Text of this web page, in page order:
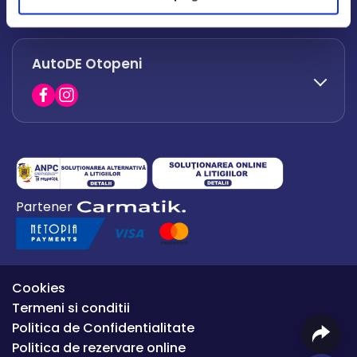
office.afumati@autode.ro
0730 063 852
0730 063 851
AutoDE Otopeni
0754 649 360
office.premium@autode.ro
Partener
Cookies
Termeni si conditii
Politica de Confidentialitate
Politica de rezervare online